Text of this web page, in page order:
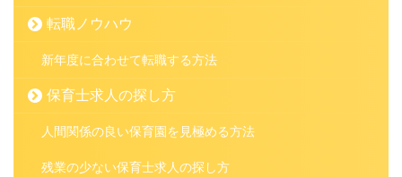
転職ノウハウ
新年度に合わせて転職する方法
保育士求人の探し方
人間関係の良い保育園を見極める方法
残業の少ない保育士求人の探し方